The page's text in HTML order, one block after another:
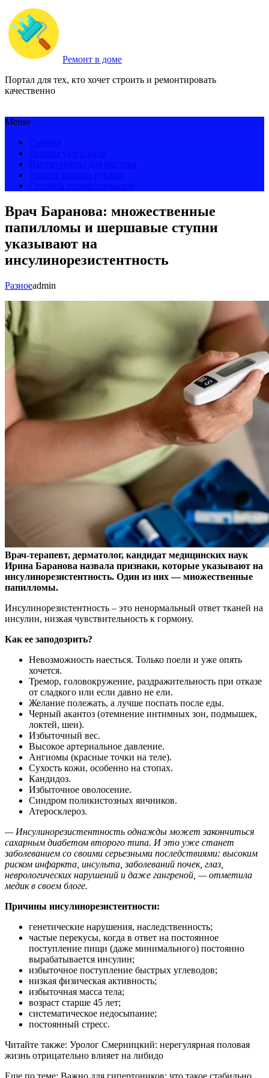
Ремонт в доме
Портал для тех, кто хочет строить и ремонтировать
качественно
Меню
Врач Баранова: множественные
папилломы и шершавые ступни
указывают на
инсулинорезистентность
Разноеadmin
Врач-терапевт, дерматолог, кандидат медицинских наук
Ирина Баранова назвала признаки, которые указывают на
инсулинорезистентность. Один из них — множественные
папилломы.
Инсулинорезистентность – это ненормальный ответ тканей на
инсулин, низкая чувствительность к гормону.
Как ее заподозрить?
Невозможность наесться. Только поели и уже опять
хочется.
Тремор, головокружение, раздражительность при отказе
от сладкого или если давно не ели.
Желание полежать, а лучше поспать после еды.
Черный акантоз (отемнение интимных зон, подмышек,
локтей, шеи).
Избыточный вес.
Высокое артериальное давление.
Ангиомы (красные точки на теле).
Сухость кожи, особенно на стопах.
Кандидоз.
Избыточное оволосение.
Синдром поликистозных яичников.
Атеросклероз.
— Инсулинорезистентность однажды может закончиться
сахарным диабетом второго типа. И это уже станет
заболеванием со своими серьезными последствиями: высоким
риском инфаркта, инсульта, заболеваний почек, глаз,
неврологических нарушений и даже гангреной, — отметила
медик в своем блоге.
Причины инсулинорезистентности:
генетические нарушения, наследственность;
частые перекусы, когда в ответ на постоянное
поступление пищи (даже минимального) постоянно
вырабатывается инсулин;
избыточное поступление быстрых углеводов;
низкая физическая активность;
избыточная масса тела;
возраст старше 45 лет;
систематическое недосыпание;
постоянный стресс.
Читайте также: Уролог Смерницкий: нерегулярная половая
жизнь отрицательно влияет на либидо
Еще по теме: Важно для гипертоников: что такое стабильно